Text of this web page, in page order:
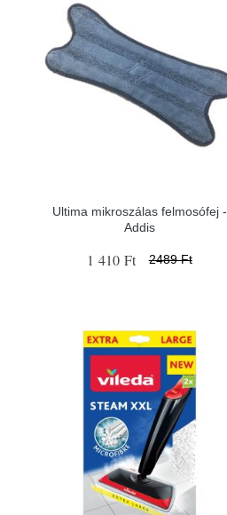
Ultima mikroszálas felmosófej -
Addis
1 410 Ft 2489 Ft